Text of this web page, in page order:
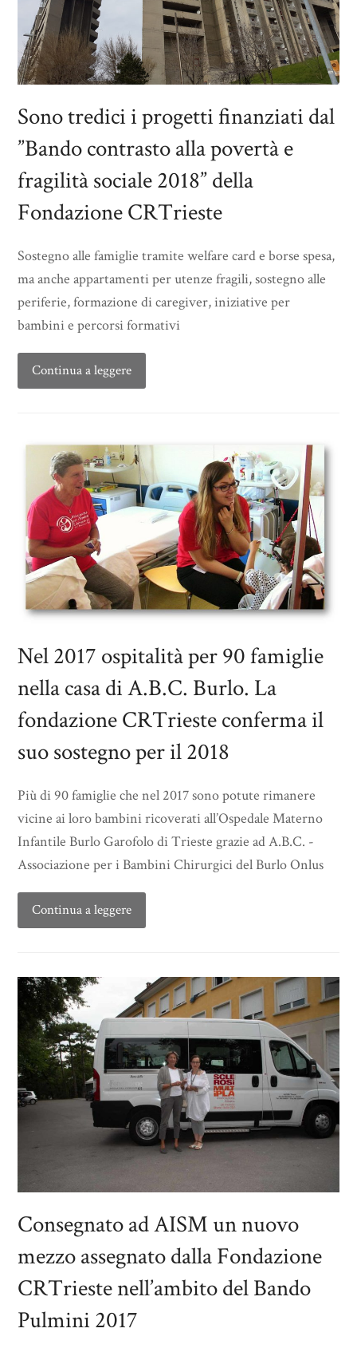
Sono tredici i progetti finanziati dal
”Bando contrasto alla povertà e
fragilità sociale 2018” della
Fondazione CRTrieste
Sostegno alle famiglie tramite welfare card e borse spesa,
ma anche appartamenti per utenze fragili, sostegno alle
periferie, formazione di caregiver, iniziative per
bambini e percorsi formativi
Continua a leggere
Nel 2017 ospitalità per 90 famiglie
nella casa di A.B.C. Burlo. La
fondazione CRTrieste conferma il
suo sostegno per il 2018
Più di 90 famiglie che nel 2017 sono potute rimanere
vicine ai loro bambini ricoverati all’Ospedale Materno
Infantile Burlo Garofolo di Trieste grazie ad A.B.C. -
Associazione per i Bambini Chirurgici del Burlo Onlus
Continua a leggere
Consegnato ad AISM un nuovo
mezzo assegnato dalla Fondazione
CRTrieste nell’ambito del Bando
Pulmini 2017